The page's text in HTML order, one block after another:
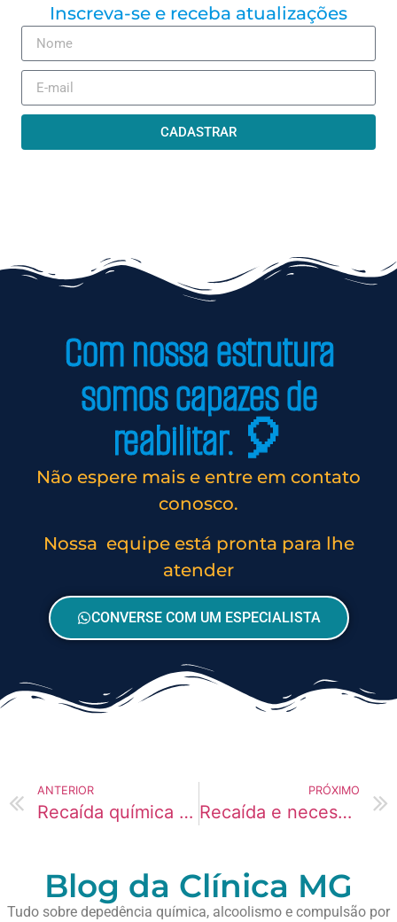
Inscreva-se e receba atualizações
CADASTRAR
Com nossa estrutura
somos capazes de
reabilitar. 🎈
Não espere mais e entre em contato
conosco.
Nossa equipe está pronta para lhe
atender
CONVERSE COM UM ESPECIALISTA
ANTERIOR
Recaída química e fatores emocionais
PRÓXIMO
Recaída e necessidade de ajuda profissional
Blog da Clínica MG
Tudo sobre depedência química, alcoolismo e compulsão por